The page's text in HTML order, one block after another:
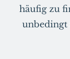
häufig zu
unbedingt